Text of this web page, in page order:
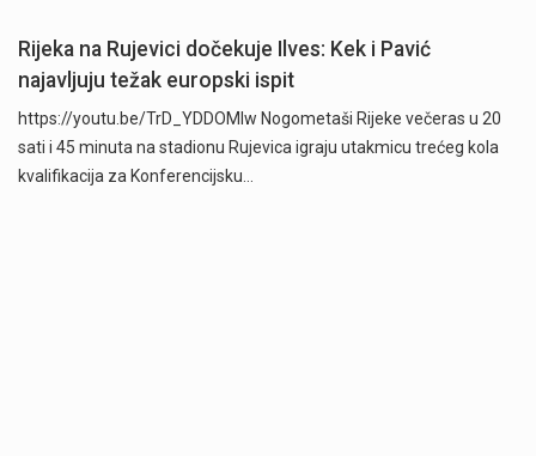
Rijeka na Rujevici dočekuje Ilves: Kek i Pavić
najavljuju težak europski ispit
https://youtu.be/TrD_YDDOMIw Nogometaši Rijeke večeras u 20
sati i 45 minuta na stadionu Rujevica igraju utakmicu trećeg kola
kvalifikacija za Konferencijsku…